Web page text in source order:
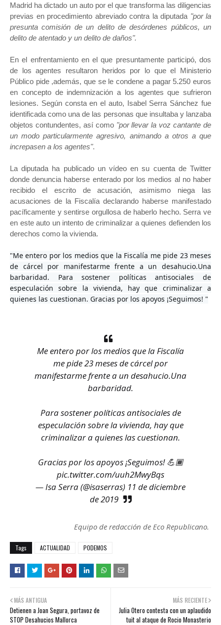
Madrid ha dictado un auto por el que transforma las diligencias
previas en procedimiento abreviado contra la diputada "por la
presunta comisión de un delito de desórdenes públicos, un
delito de atentado y un delito de daños".
En el enfrentamiento en el que presuntamente participó, dos
de los agentes resultaron heridos por lo que el Ministerio
Público pide ,además, que se le condene a pagar 5.250 euros
en concepto de indemnización a los agentes que sufrieron
lesiones. Según consta en el auto, Isabel Serra Sánchez fue
identificada como una de las personas que insultaba y lanzaba
objetos contundentes, así como "por llevar la voz cantante de
un modo particularmente agresivo, animando a otros a que
increpasen a los agentes".
La diputada ha publicado un vídeo en su cuenta de Twitter
donde denuncia haberse enterado por los medios al no haber
recibido el escrito de acusación, asimismo niega las
acusaciones de la Fiscalía declarando haberse manifestado
pacíficamente y sentirse orgullosa de haberlo hecho. Serra ve
en este auto un intento de criminalizar a quienes defienden los
derechos como la vivienda.
"Me entero por los medios que la Fiscalía me pide 23 meses
de cárcel por manifestarme frente a un desahucio.Una
barbaridad. Para sostener políticas antisociales de
especulación sobre la vivienda, hay que criminalizar a
quienes las cuestionan. Gracias por los apoyos ¡Seguimos! "
Me entero por los medios que la Fiscalía
me pide 23 meses de cárcel por
manifestarme frente a un desahucio.Una
barbaridad.
Para sostener políticas antisociales de
especulación sobre la vivienda, hay que
criminalizar a quienes las cuestionan.
Gracias por los apoyos ¡Seguimos! 💪🏾
pic.twitter.com/uuh2MwyBqs
— Isa Serra (@isaserras) 11 de diciembre
de 2019
Equipo de redacción de Eco Republicano.
Tags ACTUALIDAD PODEMOS
MÁS RECIENTE
Julia Otero contesta con un aplaudido
tuit al ataque de Rocio Monasterio
MÁS ANTIGUA
Detienen a Joan Segura, portavoz de
STOP Desahucios Mallorca